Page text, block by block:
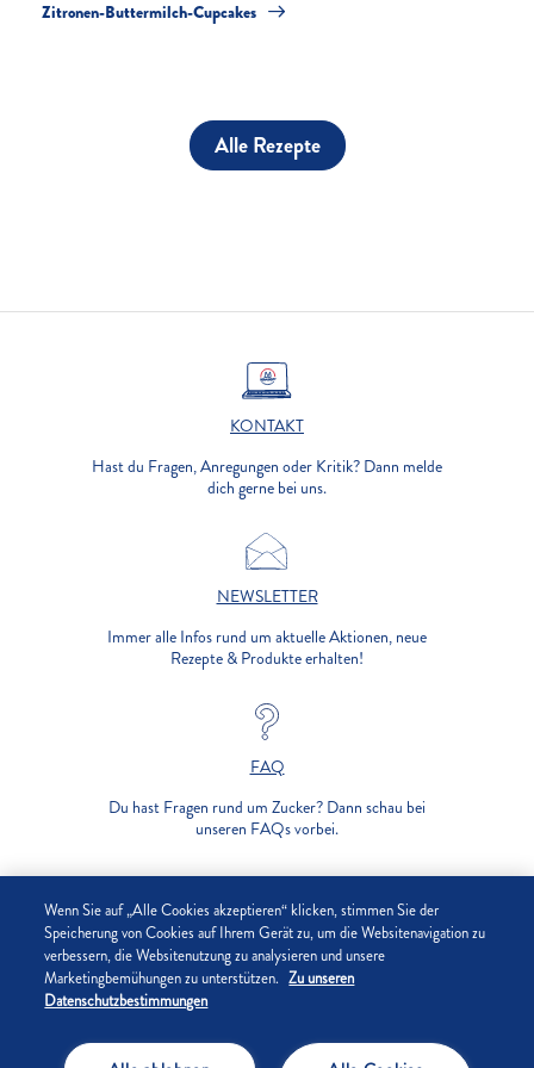
Zitronen-Buttermilch-Cupcakes
Alle Rezepte
KONTAKT
Hast du Fragen, Anregungen oder Kritik? Dann melde
dich gerne bei uns.
NEWSLETTER
Immer alle Infos rund um aktuelle Aktionen, neue
Rezepte & Produkte erhalten!
FAQ
Du hast Fragen rund um Zucker? Dann schau bei
unseren FAQs vorbei.
UNTERNEHMEN
DATENSCHUTZ
Wenn Sie auf „Alle Cookies akzeptieren“ klicken, stimmen Sie der
Speicherung von Cookies auf Ihrem Gerät zu, um die Websitenavigation zu
verbessern, die Websitenutzung zu analysieren und unsere
Marketingbemühungen zu unterstützen. Zu unseren
Datenschutzbestimmungen